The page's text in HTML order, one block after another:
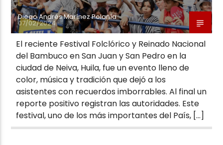
Diego Andrés Marínez Polanía
07/02/2024
El reciente Festival Folclórico y Reinado Nacional
del Bambuco en San Juan y San Pedro en la
ciudad de Neiva, Huila, fue un evento lleno de
color, música y tradición que dejó a los
asistentes con recuerdos imborrables. Al final un
reporte positivo registran las autoridades. Este
festival, uno de los más importantes del País, […]